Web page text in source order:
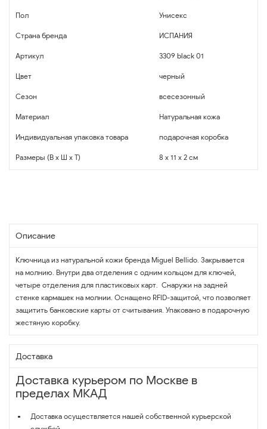
Пол Унисекс
Страна бренда ИСПАНИЯ
Артикул 3309 black 01
Цвет черный
Сезон всесезонный
Материал Натуральная кожа
Индивидуальная упаковка товара подарочная коробка
Размеры (В x Ш x Т) 8 x 11 x 2 см
Описание
Ключница из натуральной кожи бренда Miguel Bellido. Закрывается
на молнию. Внутри два отделения с одним кольцом для ключей,
четыре отделения для пластиковых карт. Снаружи на задней
стенке кармашек на молнии. Оснащено RFID-защитой, что позволяет
защитить банковские карты от считывания. Упаковано в подарочную
жестяную коробку.
Доставка
Доставка курьером по Москве в
пределах МКАД
Доставка осуществляется нашей собственной курьерской